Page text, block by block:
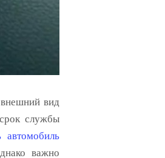
вид
службы
автомобиль
важно